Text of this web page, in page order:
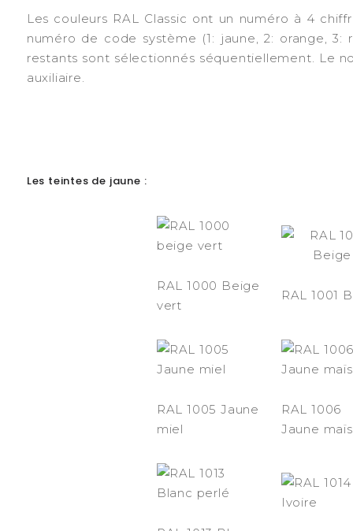
Les couleurs RAL Classic ont un numéro à 4
numéro de code système (1: jaune, 2: orange,
restants sont sélectionnés séquentiellement. Le
auxiliaire.
Les teintes de jaune :
RAL 1000 Beige
vert
RAL 1001
RAL 1005 Jaune
miel
RAL 1006
Jaune maïs